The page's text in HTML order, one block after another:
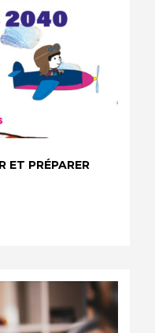
ET PRÉPARER